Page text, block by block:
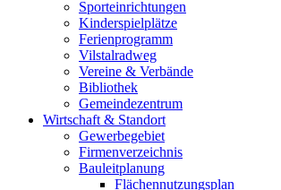
Sporteinrichtungen
Kinderspielplätze
Ferienprogramm
Vilstalradweg
Vereine & Verbände
Bibliothek
Gemeindezentrum
Wirtschaft & Standort
Gewerbegebiet
Firmenverzeichnis
Bauleitplanung
Flächennutzungsplan